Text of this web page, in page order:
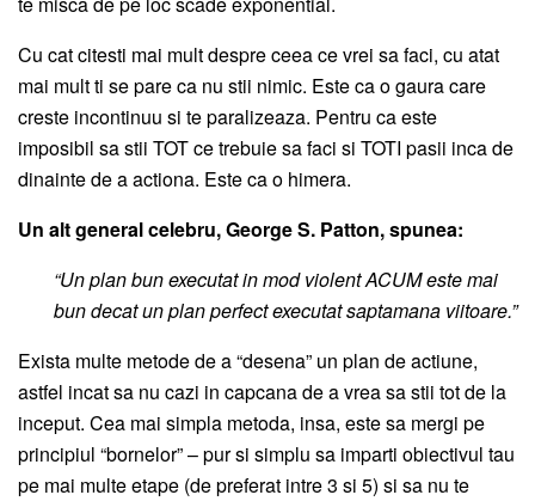
Cu cat citesti mai mult despre ceea ce vrei sa faci, cu atat
mai mult ti se pare ca nu stii nimic. Este ca o gaura care
creste incontinuu si te paralizeaza. Pentru ca este
imposibil sa stii TOT ce trebuie sa faci si TOTI pasii inca de
dinainte de a actiona. Este ca o himera.
Un alt general celebru, George S. Patton, spunea:
“Un plan bun executat in mod violent ACUM este mai
bun decat un plan perfect executat saptamana viitoare.”
Exista multe metode de a “desena” un plan de actiune,
astfel incat sa nu cazi in capcana de a vrea sa stii tot de la
inceput. Cea mai simpla metoda, insa, este sa mergi pe
principiul “bornelor” – pur si simplu sa imparti obiectivul tau
pe mai multe etape (de preferat intre 3 si 5) si sa nu te